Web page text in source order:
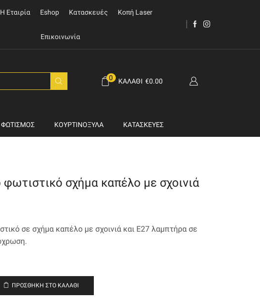
Η Εταιρία Eshop Κατασκευές Κοπή Laser
Επικοινωνία
0 ΚΑΛΆΘΙ €0.00
ΚΟΥΡΤΙΝΌΞΥΛΑ ΚΑΤΑΣΚΕΥΈΣ
φωτιστικό σχήμα καπέλο με σχοινιά
σε σχήμα καπέλο με σχοινιά και Ε27 λαμπτήρα σε
ΠΡΟΣΘΉΚΗ ΣΤΟ ΚΑΛΆΘΙ